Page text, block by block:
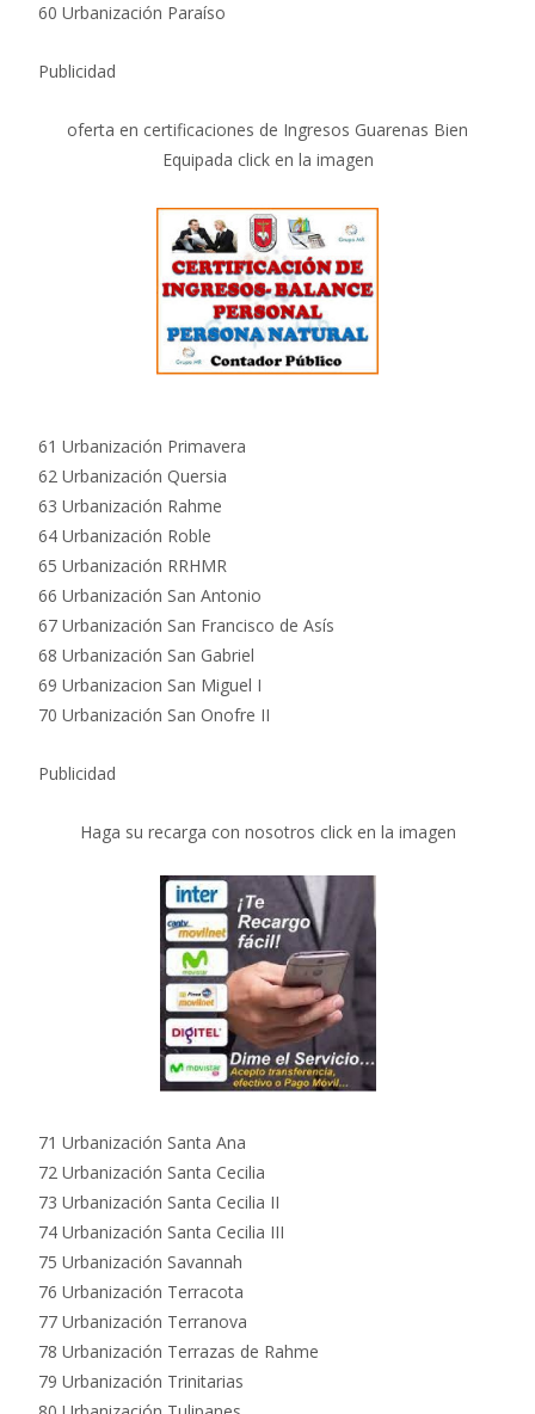
60 Urbanización Paraíso
Publicidad
oferta en certificaciones de Ingresos Guarenas Bien
Equipada click en la imagen
61 Urbanización Primavera
62 Urbanización Quersia
63 Urbanización Rahme
64 Urbanización Roble
65 Urbanización RRHMR
66 Urbanización San Antonio
67 Urbanización San Francisco de Asís
68 Urbanización San Gabriel
69 Urbanizacion San Miguel I
70 Urbanización San Onofre II
Publicidad
Haga su recarga con nosotros click en la imagen
71 Urbanización Santa Ana
72 Urbanización Santa Cecilia
73 Urbanización Santa Cecilia II
74 Urbanización Santa Cecilia III
75 Urbanización Savannah
76 Urbanización Terracota
77 Urbanización Terranova
78 Urbanización Terrazas de Rahme
79 Urbanización Trinitarias